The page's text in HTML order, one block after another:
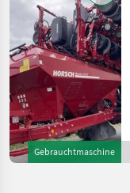
Gebrauchtmaschine